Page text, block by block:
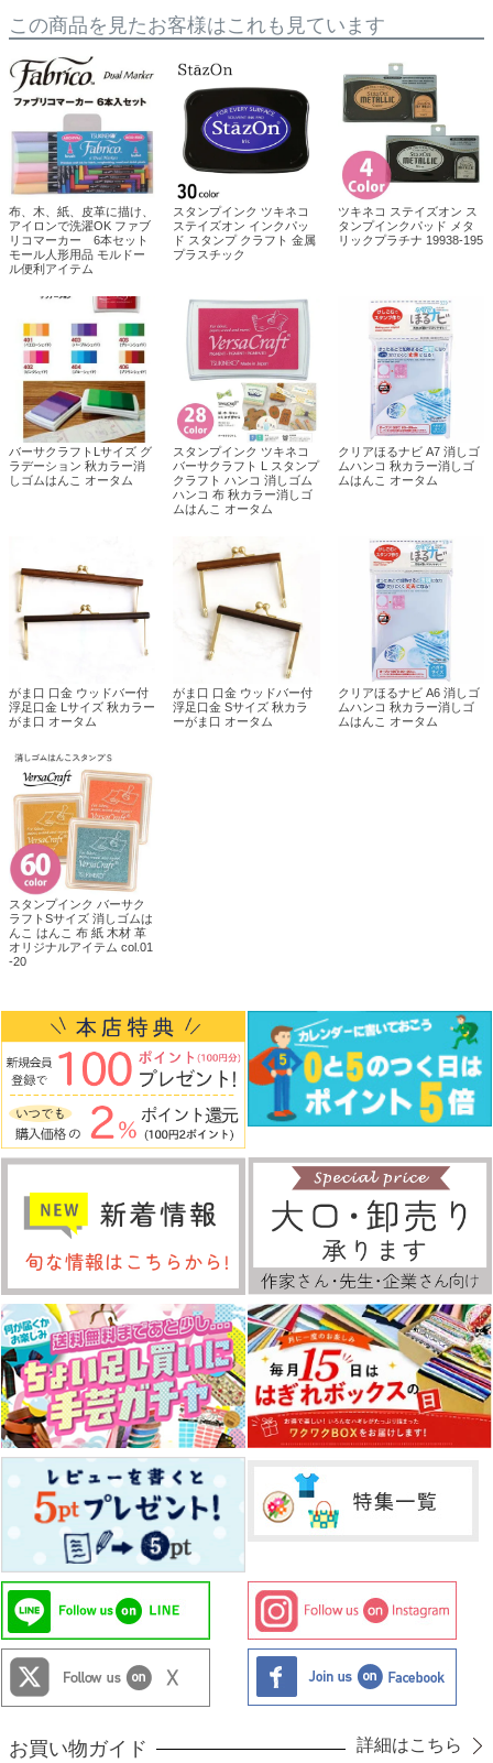
この商品を見たお客様はこれも見ています
布、木、紙、皮革に描け、
アイロンで洗濯OK ファブ
リコマーカー 6本セット
モール人形用品 モルドー
ル便利アイテム
スタンプインク ツキネコ
ステイズオン インクパッ
ド スタンプ クラフト 金属
プラスチック
ツキネコ ステイズオン ス
タンプインクパッド メタ
リックプラチナ 19938-195
バーサクラフトLサイズ グ
ラデーション 秋カラー消
しゴムはんこ オータム
スタンプインク ツキネコ
バーサクラフト L スタンプ
クラフト ハンコ 消しゴム
ハンコ 布 秋カラー消しゴ
ムはんこ オータム
クリアほるナビ A7 消しゴ
ムハンコ 秋カラー消しゴ
ムはんこ オータム
がま口 口金 ウッドバー付
浮足口金 Lサイズ 秋カラー
がま口 オータム
がま口 口金 ウッドバー付
浮足口金 Sサイズ 秋カラ
ーがま口 オータム
クリアほるナビ A6 消しゴ
ムハンコ 秋カラー消しゴ
ムはんこ オータム
スタンプインク バーサク
ラフトSサイズ 消しゴムは
んこ はんこ 布 紙 木材 革
オリジナルアイテム col.01
-20
お買い物ガイド 詳細はこちら